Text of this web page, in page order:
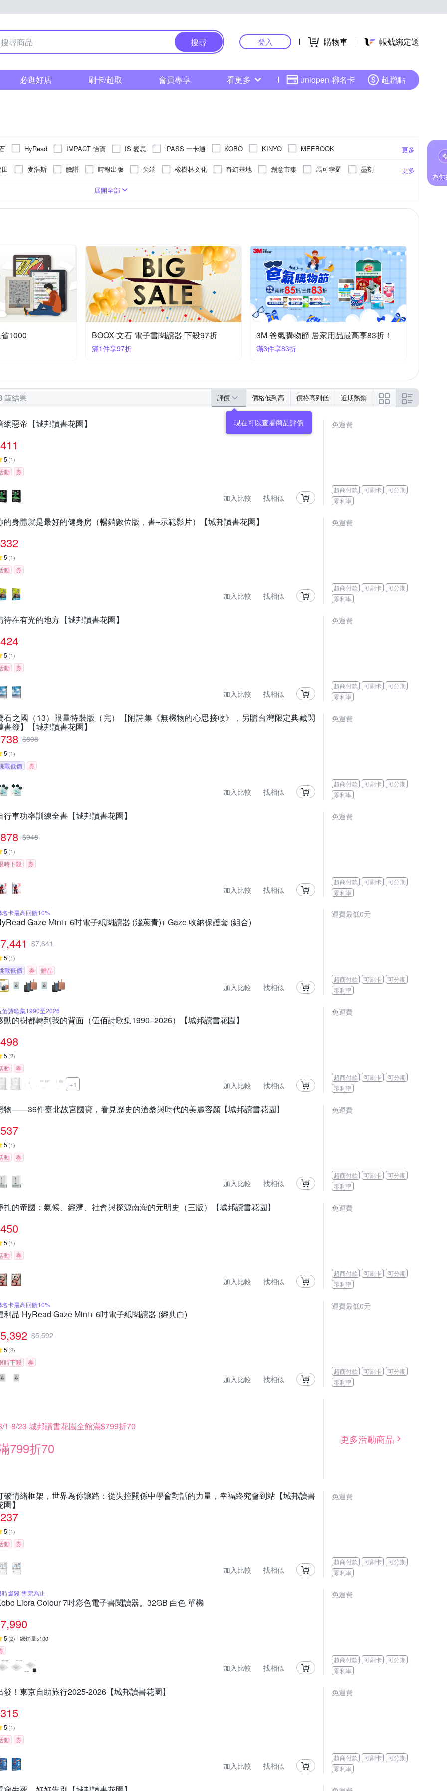
搜尋 登入 購物車 帳號綁定送
必逛好店 刷卡/超取 會員專享 看更多 uniopen 聯名卡 超贈點
更多
HyRead IMPACT 怡寶 IS 愛思 iPASS 一卡通 KOBO KINYO
MEEBOOK
其他品牌 博客來 城邦讀書花園 更多
麥浩斯 臉譜 時報出版 尖端 橡樹林文化 奇幻基地 創意市集 馬可孛羅
墨刻
水滴文化
格林
天下文化 啟示 野人出版 堡壘 小光點 木馬文化 大塊文化 三采文化
皇冠
史地
企業/人物傳記 影視寫真 學習/潛能開發 攝影 風水/星座/占卜
遊戲書/練習本
學小說
家庭/兩性 設計
3950mAh
2480 x 1860 (300ppi)
13.3吋
展開全部
1000 BOOX 文石 電子書閱讀器 下殺97折
滿1件享97折
3M 爸氣購物節 居家用品最高享83折！
滿3件享83折
筆結果 評價 價格低到高 價格高到低 近期熱銷
網惡帝【城邦讀書花園】
411
5 (1)
動 券
加入比較 找相似
免運費
超商付款 可刷卡
可分期
零利率
的身體就是最好的健身房（暢銷數位版，書+示範影片）【城邦讀書花園】
332
5 (1)
動 券
加入比較 找相似
免運費
超商付款 可刷卡
可分期
零利率
待在有光的地方【城邦讀書花園】
424
5 (1)
動 券
加入比較 找相似
免運費
超商付款 可刷卡
可分期
零利率
石之國（13）限量特裝版（完）【附詩集《無機物的心思接收》，另贈台灣限定典藏閃
書籤】【城邦讀書花園】
738 $808
5 (1)
戰低價 券
加入比較 找相似
免運費
超商付款 可刷卡
可分期
零利率
行車功率訓練全書【城邦讀書花園】
878 $948
5 (1)
時下殺 券
加入比較 找相似
免運費
超商付款 可刷卡
可分期
零利率
名卡最高回饋10%
Gaze Mini+ 6吋電子紙閱讀器 (淺蔥青)+ Gaze 收納保護套 (組合)
7,441 $7,641
5 (1)
戰低價 券 贈品
加入比較 找相似
運費最低0元
超商付款 可刷卡
可分期
零利率
佰詩歌集1990至2026
動的樹都轉到我的背面（伍佰詩歌集1990–2026）【城邦讀書花園】
498
5 (2)
動 券
+1 加入比較 找相似
免運費
超商付款 可刷卡
可分期
零利率
物——36件臺北故宮國寶，看見歷史的滄桑與時代的美麗容顏【城邦讀書花園】
537
5 (1)
動 券
加入比較 找相似
免運費
超商付款 可刷卡
可分期
零利率
扎的帝國：氣候、經濟、社會與探源南海的元明史（三版）【城邦讀書花園】
450
5 (1)
動 券
加入比較 找相似
免運費
超商付款 可刷卡
可分期
零利率
名卡最高回饋10%
利品 HyRead Gaze Mini+ 6吋電子紙閱讀器 (經典白)
5,392 $5,592
5 (2)
時下殺 券
加入比較 找相似
運費最低0元
超商付款 可刷卡
可分期
零利率
1-8/23 城邦讀書花園全館滿$799折70
799折70
更多活動商品
破情緒框架，世界為你讓路：從失控關係中學會對話的力量，幸福終究會到站【城邦讀書
園】
237
5 (1)
動 券
加入比較 找相似
免運費
超商付款 可刷卡
可分期
零利率
時爆殺 售完為止
Libra Colour 7吋彩色電子書閱讀器。32GB 白色 單機
7,990
5 (2) 總銷量>100
加入比較 找相似
免運費
超商付款 可刷卡
可分期
零利率
發！東京自助旅行2025-2026【城邦讀書花園】
315
5 (1)
動 券
加入比較 找相似
免運費
超商付款 可刷卡
可分期
零利率